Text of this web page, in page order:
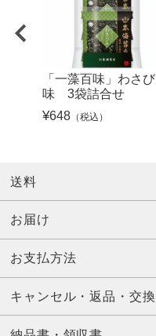
「一藻百味」わさび
味 3袋詰合せ
¥648（税込）
送料
お届け
お支払方法
キャンセル・返品・交換